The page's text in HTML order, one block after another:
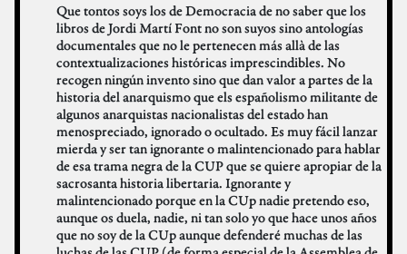
Que tontos soys los de Democracia de no saber que los
libros de Jordi Martí Font no son suyos sino antologías
documentales que no le pertenecen más allà de las
contextualizaciones históricas imprescindibles. No
recogen ningún invento sino que dan valor a partes de la
historia del anarquismo que els españolismo militante de
algunos anarquistas nacionalistas del estado han
menospreciado, ignorado o ocultado. Es muy fácil lanzar
mierda y ser tan ignorante o malintencionado para hablar
de esa trama negra de la CUP que se quiere apropiar de la
sacrosanta historia libertaria. Ignorante y
malintencionado porque en la CUp nadie pretendo eso,
aunque os duela, nadie, ni tan solo yo que hace unos años
que no soy de la CUp aunque defenderé muchas de las